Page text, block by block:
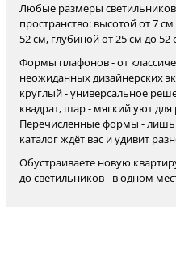
Любые размеры
пространство: высотой от 7
52 см, глубиной от 25 см до 52
Формы плафонов - от
неожиданных дизайнерских
круглый - универсальное
квадрат, шар - мягкий уют
Перечисленные формы -
каталог ждёт вас и удивит
Обустраиваете новую
до светильников - в одном